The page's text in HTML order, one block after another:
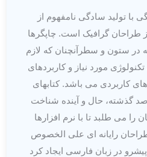
با تولید سادگی نامفهوم از
طراحان گرافیک است. چاپگرها
در ستون و سطرآنچنان که لازم
مورد نیاز و کاربردهای
کاربردی می باشد. کتابهای
گذشته، حال و آینده شناخت
می طلبد تا با نرم افزارها
رایانه ای علی الخصوص